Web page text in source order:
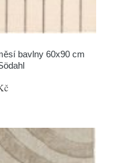
bavlny 60x90 cm